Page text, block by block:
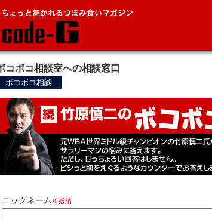
コボコ相談室への相談窓口
ボコボコ相談